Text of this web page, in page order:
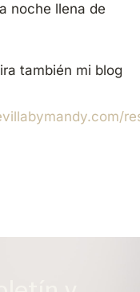
noche llena de
también mi blog